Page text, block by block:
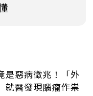
是惡病徵兆！「外
就醫發現腦瘤作祟